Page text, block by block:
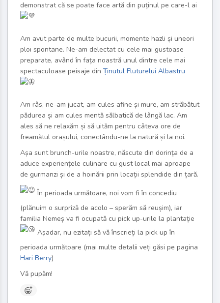
demonstrat că se poate face artă din puținul pe care-l ai
Am avut parte de multe bucurii, momente hazli și uneori
ploi spontane. Ne-am delectat cu cele mai gustoase
preparate, având în fața noastră unul dintre cele mai
spectaculoase peisaje din Ținutul Fluturelui Albastru
Am râs, ne-am jucat, am cules afine și mure, am străbătut
pădurea și am cules mentă sălbatică de lângă lac. Am
ales să ne relaxăm și să uităm pentru câteva ore de
freamătul orașului, conectându-ne la natură și la noi.
Așa sunt brunch-urile noastre, născute din dorința de a
aduce experiențele culinare cu gust local mai aproape
de gurmanzi și de a hoinării prin locații splendide din țară.
În perioada următoare, noi vom fi în concediu
(plănuim o surpriză de acolo – sperăm să reușim), iar
familia Nemeș va fi ocupată cu pick up-urile la plantație
Așadar, nu ezitați să vă înscrieți la pick up în
perioada următoare (mai multe detalii veți găsi pe pagina
Hari Berry)
Vă pupăm!